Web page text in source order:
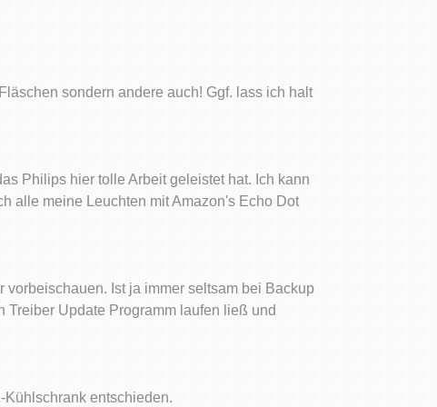
sondern andere auch! Ggf. lass ich halt
Philips hier tolle Arbeit geleistet hat. Ich kann
alle meine Leuchten mit Amazon's Echo Dot
Ist ja immer seltsam bei Backup
Treiber Update Programm laufen ließ und
entschieden.